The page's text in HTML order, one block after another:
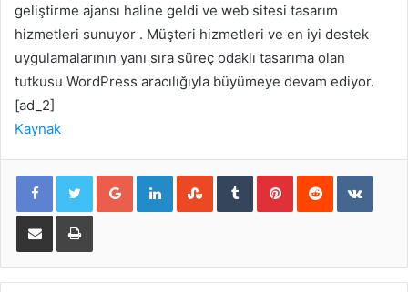
geliştirme ajansı haline geldi ve web sitesi tasarım
hizmetleri sunuyor . Müşteri hizmetleri ve en iyi destek
uygulamalarının yanı sıra süreç odaklı tasarıma olan
tutkusu WordPress aracılığıyla büyümeye devam ediyor.
[ad_2]
Kaynak
Google+LinkedInStumbleUpon
TumblrPinterestReddit
E-Posta ile paylaş Yazdır